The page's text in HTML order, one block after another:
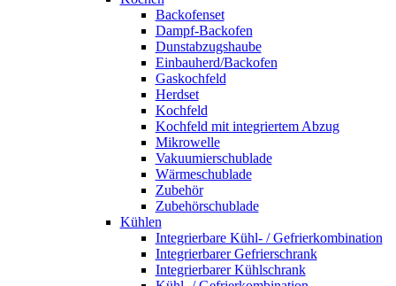
Backofenset
Dampf-Backofen
Dunstabzugshaube
Einbauherd/Backofen
Gaskochfeld
Herdset
Kochfeld
Kochfeld mit integriertem Abzug
Mikrowelle
Vakuumierschublade
Wärmeschublade
Zubehör
Zubehörschublade
Kühlen
Integrierbare Kühl- / Gefrierkombination
Integrierbarer Gefrierschrank
Integrierbarer Kühlschrank